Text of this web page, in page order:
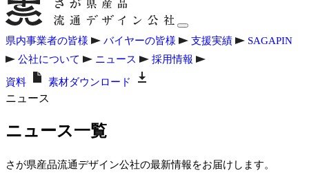
県内事業者の皆様 バイヤーの皆様 支援実績
SAGAPIN
公社について
ニュース 採用情報
資料 素材ダウンロード
ニュース
ニュース一覧
さが県産品流通デザイン公社の最新情報をお届けします。